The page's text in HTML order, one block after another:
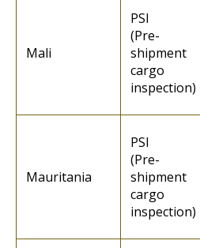
Mali
PSI
(Pre-
shipment
cargo
inspection)
Mauritania
PSI
(Pre-
shipment
cargo
inspection)